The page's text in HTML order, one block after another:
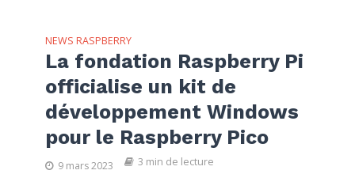
NEWS RASPBERRY
La fondation Raspberry Pi
officialise un kit de
développement Windows
pour le Raspberry Pico
9 mars 2023 3 min de lecture